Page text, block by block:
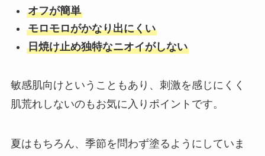
オフが簡単
モロモロがかなり出にくい
日焼け止め独特なニオイがしない
敏感肌向けということもあり、刺激を感じにくく
肌荒れしないのもお気に入りポイントです。
夏はもちろん、季節を問わず塗るようにしていま